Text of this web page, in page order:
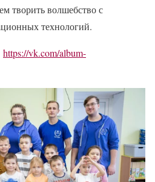
творить волшебство с
технологий.
https://vk.com/album-